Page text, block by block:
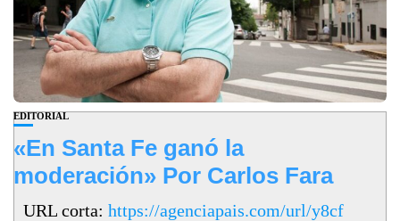
EDITORIAL
«En Santa Fe ganó la
moderación» Por Carlos Fara
URL corta: https://agenciapais.com/url/y8cf